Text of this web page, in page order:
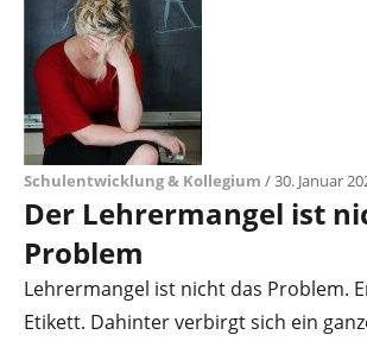
Schulentwicklung & Kollegium / 30. Januar
Der Lehrermangel ist
Problem
Lehrermangel ist nicht das Problem.
Etikett. Dahinter verbirgt sich ein